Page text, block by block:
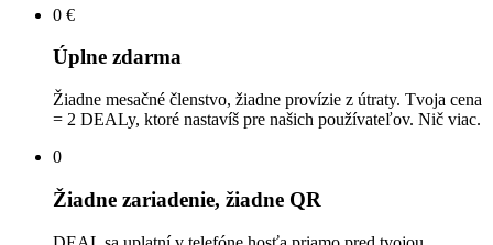
0 €
Úplne zdarma
Žiadne mesačné členstvo, žiadne provízie z útraty. Tvoja cena
= 2 DEALy, ktoré nastavíš pre našich používateľov. Nič viac.
0
Žiadne zariadenie, žiadne QR